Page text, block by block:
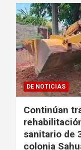
DE NOTICIAS
Continúan
sanitario de
colonia